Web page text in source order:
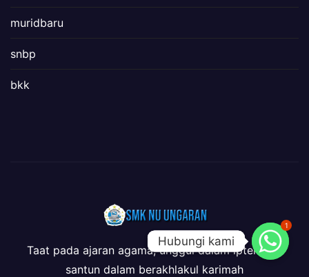
muridbaru
snbp
bkk
Taat pada ajaran agama, unggul dalam iptek dan
santun dalam berakhlakul karimah
1
Hubungi kami
Hubungi kami